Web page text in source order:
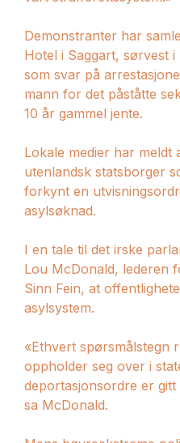
Demonstranter har
Hotel i Saggart, sørvest i
som svar på
mann for det påståtte
10 år gammel jente.
Lokale medier har meldt
utenlandsk statsborger
forkynt en
asylsøknad.
I en tale til det irske
Lou McDonald, lederen
Sinn Fein, at
asylsystem.
«Ethvert spørsmålstegn
oppholder seg over i
deportasjonsordre er
sa McDonald.